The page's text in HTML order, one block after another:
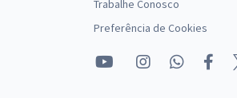
Trabalhe Conosco
Preferência de Cookies